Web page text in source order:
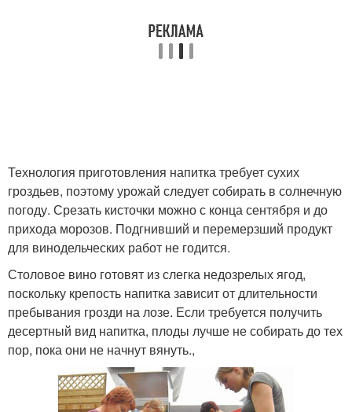
Технология приготовления напитка требует сухих
гроздьев, поэтому урожай следует собирать в солнечную
погоду. Срезать кисточки можно с конца сентября и до
прихода морозов. Подгнивший и перемерзший продукт
для винодельческих работ не годится.
Столовое вино готовят из слегка недозрелых ягод,
поскольку крепость напитка зависит от длительности
пребывания грозди на лозе. Если требуется получить
десертный вид напитка, плоды лучше не собирать до тех
пор, пока они не начнут вянуть.,